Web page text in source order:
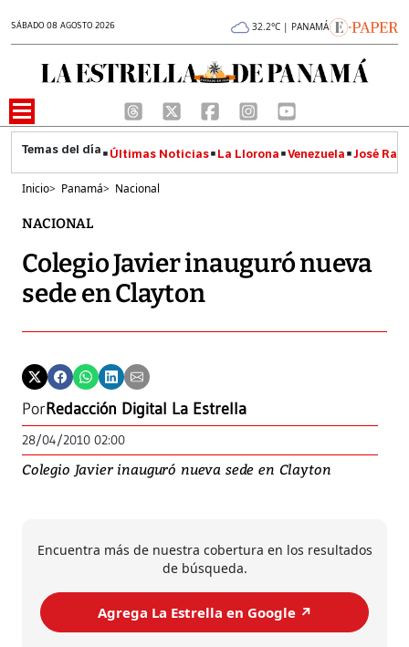
SÁBADO 08 AGOSTO 2026 32.2°C | PANAMÁ
Últimas Noticias La Llorona Venezuela José
Inicio> Panamá> Nacional
NACIONAL
Colegio Javier inauguró nueva
sede en Clayton
PorRedacción Digital La Estrella
28/04/2010 02:00
Colegio Javier inauguró nueva sede en Clayton
Encuentra más de nuestra cobertura en los resultados
de búsqueda.
Agrega La Estrella en Google ↗️